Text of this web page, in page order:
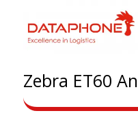
Zebra ET60